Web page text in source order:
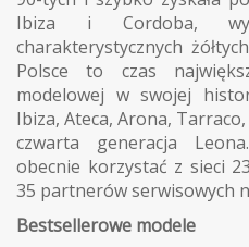
Ibiza i Cordoba,
charakterystycznych
Polsce to czas
modelowej w swojej
Ibiza, Ateca, Arona,
czwarta generacja
obecnie korzystać z sieci
35 partnerów serwisowych
Bestsellerowe modele